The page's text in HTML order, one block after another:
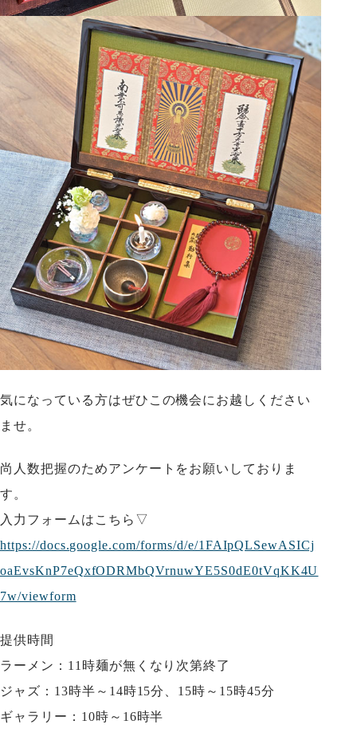
気になっている方はぜひこの機会にお越しください
ませ。
尚人数把握のためアンケートをお願いしておりま
す。
入力フォームはこちら▽
https://docs.google.com/forms/d/e/1FAIpQLSewASICj
oaEvsKnP7eQxfODRMbQVrnuwYE5S0dE0tVqKK4U
7w/viewform
提供時間
ラーメン：11時麺が無くなり次第終了
ジャズ：13時半～14時15分、15時～15時45分
ギャラリー：10時～16時半